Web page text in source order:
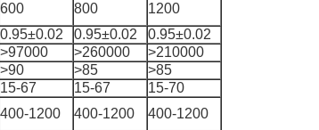
600 800
1200
0.95±0.02 0.95±0.02
0.95±0.02
>97000 >260000
>210000
>90 >85
>85
15-67 15-67
15-70
400-1200 400-1200
400-1200